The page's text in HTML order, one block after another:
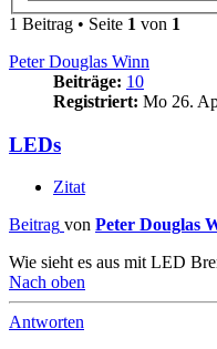
1 Beitrag • Seite 1 von 1
Peter Douglas Winn
Beiträge: 10
Registriert: Mo 26.
LEDs
Zitat
Beitrag von Peter Douglas
Wie sieht es aus mit LED
Nach oben
Antworten